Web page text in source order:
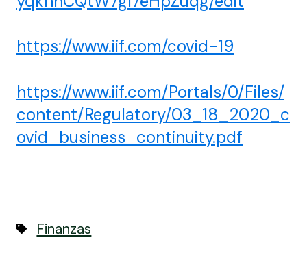
https://www.iif.com/covid-19
https://www.iif.com/Portals/0/Files/
content/Regulatory/03_18_2020_c
ovid_business_continuity.pdf
Finanzas